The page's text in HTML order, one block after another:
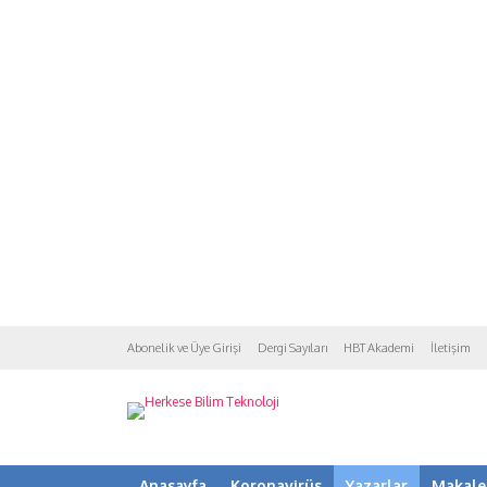
Abonelik ve Üye Girişi Dergi Sayıları HBT Akademi İletişim